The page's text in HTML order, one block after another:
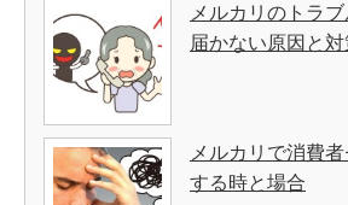
メルカリのトラ
届かない原因と
メルカリで消費
する時と場合